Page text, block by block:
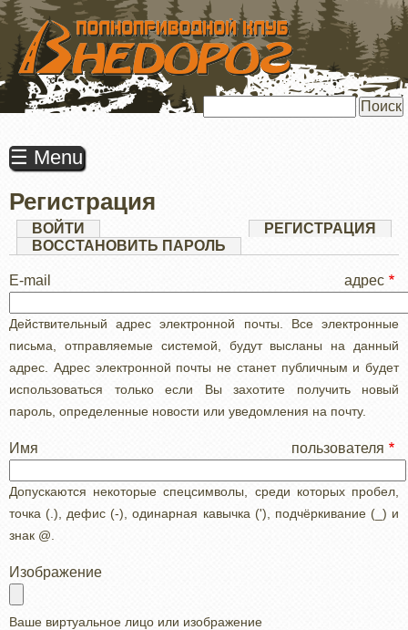
ПЕРЕЙТИ
ОСНОВНОМУ
СОДЕРЖАНИЮ
☰ Menu
Регистрация
Главные
вкладки
ВОЙТИ РЕГИСТРАЦИЯ
ВОССТАНОВИТЬ ПАРОЛЬ
E-mail адрес
Действительный адрес электронной почты. Все электронные
письма, отправляемые системой, будут высланы на данный
адрес. Адрес электронной почты не станет публичным и будет
использоваться только если Вы захотите получить новый
пароль, определенные новости или уведомления на почту.
Имя пользователя
Допускаются некоторые спецсимволы, среди которых пробел,
точка (.), дефис (-), одинарная кавычка ('), подчёркивание (_) и
знак @.
Изображение
Ваше виртуальное лицо или изображение